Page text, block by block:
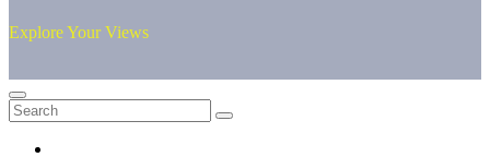
Explore Your Views